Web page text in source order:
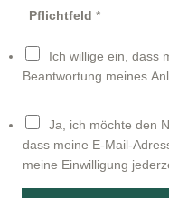
Pflichtfeld *
Ich willige ein, dass
Beantwortung meines
e
w
Ja, ich möchte den
dass meine E-Mail-
meine Einwilligung